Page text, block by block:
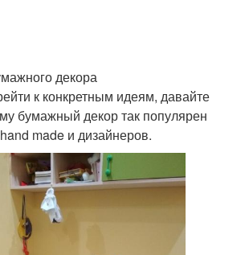
стилях Декор для стены
Примечательный декор
декора
к конкретным идеям, давайте
бумажный декор так популярен
made и дизайнеров.